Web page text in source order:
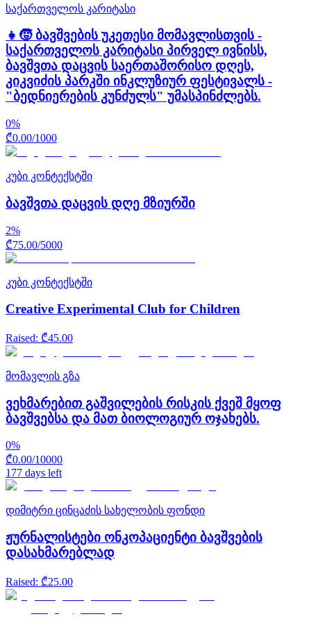
საქართველოს კარიტასი
👧🧒 ბავშვების უკეთესი მომავლისთვის -
საქართველოს კარიტასი პირველ ივნისს,
ბავშვთა დაცვის საერთაშორისო დღეს,
კიკვიძის პარკში ინკლუზიურ ფესტივალს -
"ბედნიერების კუნძულს" უმასპინძლებს.
0%
₾0.00/1000
კუბი კონტექსტში
ბავშვთა დაცვის დღე მზიურში
2%
₾75.00/5000
კუბი კონტექსტში
Creative Experimental Club for Children
Raised: ₾45.00
მომავლის გზა
ვეხმარებით გაშვილების რისკის ქვეშ მყოფ
ბავშვებსა და მათ ბიოლოგიურ ოჯახებს.
0%
₾0.00/10000
177 days left
დიმიტრი ცინცაძის სახელობის ფონდი
ჟურნალისტები ონკოპაციენტი ბავშვების
დასახმარებლად
Raised: ₾25.00